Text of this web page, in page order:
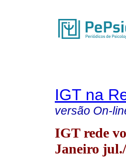
IGT na
versão On-
IGT rede
Janeiro